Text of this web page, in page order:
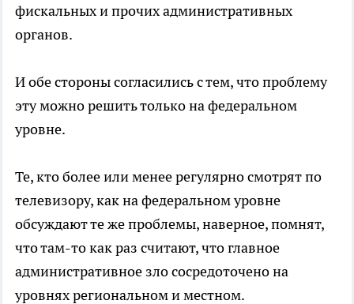
фискальных и прочих административных
органов.
И обе стороны согласились с тем, что проблему
эту можно решить только на федеральном
уровне.
Те, кто более или менее регулярно смотрят по
телевизору, как на федеральном уровне
обсуждают те же проблемы, наверное, помнят,
что там-то как раз считают, что главное
административное зло сосредоточено на
уровнях региональном и местном.